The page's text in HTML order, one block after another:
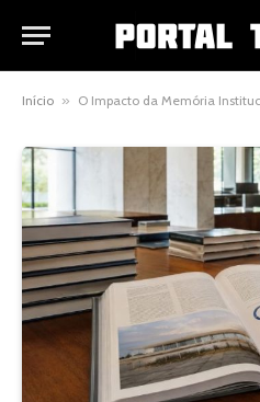
Início » O Impacto da Memória Institucional na